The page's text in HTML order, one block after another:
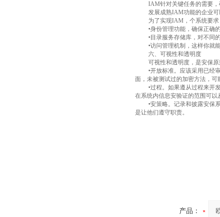
IAM针对关键任务的需要
发展成熟IAM功能的企业
为了实现IAM ，个系统要
•身份管理功能，确保正确
•目录服务存储库，对不同
•访问管理机制，这样你就
六、可视性和透明度
可视性和透明度，是安保
•开放标准。应该采用已经
面， 未被测试过的加密方法，
•过程。如果遵从过程来开
在系统内信息安验证的范围可
•安策略。记录和披露安保
是让他们遵守职责。
产品：